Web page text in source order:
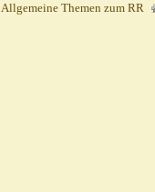
Allgemeine Themen zum RR